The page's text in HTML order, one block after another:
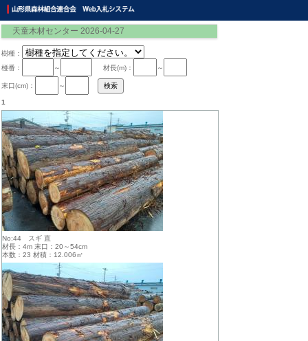
天童木材センター 2026-04-27
樹種：
椪番：
～ 材長(m)： ～
末口(cm)： ～
1
No:44 スギ 直
材長：4m 末口：20～54cm
本数：23 材積：12.006㎥